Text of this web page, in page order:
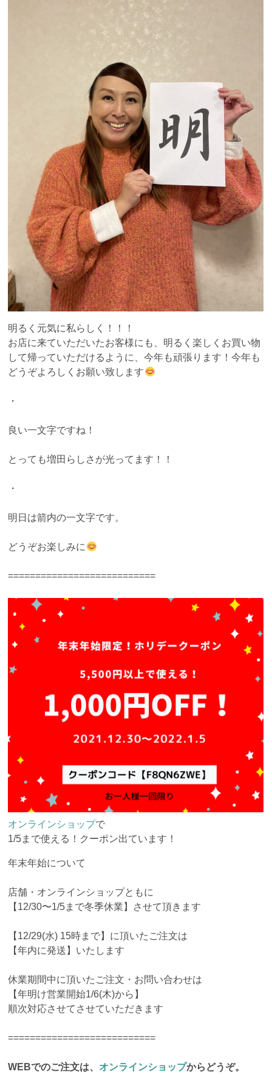
明るく元気に私らしく！！！
お店に来ていただいたお客様にも、明るく楽しくお買い物
して帰っていただけるように、今年も頑張ります！今年も
どうぞよろしくお願い致します
・
良い一文字ですね！
とっても増田らしさが光ってます！！
・
明日は箭内の一文字です。
どうぞお楽しみに
===========================
オンラインショップで
1/5まで使える！クーポン出ています！
年末年始について
店舗・オンラインショップともに
【12/30〜1/5まで冬季休業】させて頂きます
【12/29(水) 15時まで】に頂いたご注文は
【年内に発送】いたします
休業期間中に頂いたご注文・お問い合わせは
【年明け営業開始1/6(木)から】
順次対応させてさせていただきます
===========================
WEBでのご注文は、 オンラインショップからどうぞ。